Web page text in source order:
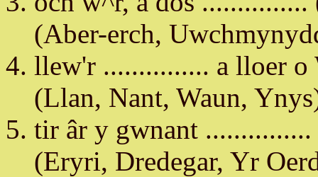
(Aber-erch,
llew'r ............... a lloer o
(Llan, Nant, Waun,
tir âr y gwnant ...............
(Eryri, Dredegar, Yr